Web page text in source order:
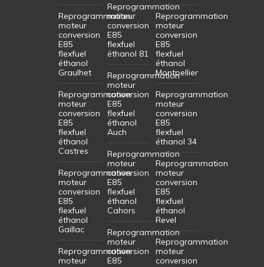
Reprogrammation
moteur
conversion
E85
flexfuel
éthanol
Graulhet
Reprogrammation
moteur
conversion
E85
flexfuel
éthanol
Castres
Reprogrammation
moteur
conversion
E85
flexfuel
éthanol
Gaillac
Reprogrammation
moteur
Reprogrammation
moteur
conversion
E85
flexfuel
éthanol 81
Reprogrammation
moteur
conversion
E85
flexfuel
éthanol
Auch
Reprogrammation
moteur
conversion
E85
flexfuel
éthanol
Cahors
Reprogrammation
moteur
conversion
E85
Reprogrammation
moteur
conversion
E85
flexfuel
éthanol
Montpellier
Reprogrammation
moteur
conversion
E85
flexfuel
éthanol 34
Reprogrammation
moteur
conversion
E85
flexfuel
éthanol
Revel
Reprogrammation
moteur
conversion